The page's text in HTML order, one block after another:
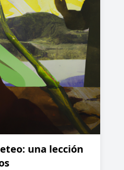
una lección